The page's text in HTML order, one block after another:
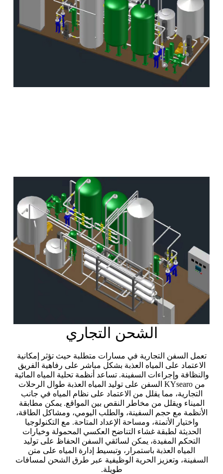
الشحن التجاري
تعمل السفن التجارية في مسارات متطلبة حيث تؤثر إمكانية
الاعتماد على المياه العذبة بشكل مباشر على رفاهية الفريق
والنظافة وإجراءات السفينة. تساعد أنظمة تحلية المياه المائية
من KYsearo السفن على توليد المياه العذبة طوال الرحلات
التجارية، مما يقلل من الاعتماد على نظام المياه في جانب
الميناء ويقلل من مخاطر النقص بين المواقع. يمكن مطابقة
الأنظمة مع حجم السفينة، والطلب اليومي، ومشاكل الطاقة،
واختيار الأتمتة، ومساحة الإعداد المتاحة. مع التكنولوجيا
الحديثة لطبقة غشاء التناضح العكسي المحمولة وخيارات
التحكم المفيدة، يمكن لسائقي السفن الحفاظ على توليد
المياه العذبة باستمرار، وتبسيط إدارة المياه على متن
السفينة، وتعزيز الحرية الوظيفية عبر طرق الشحن لمسافات
طويلة.